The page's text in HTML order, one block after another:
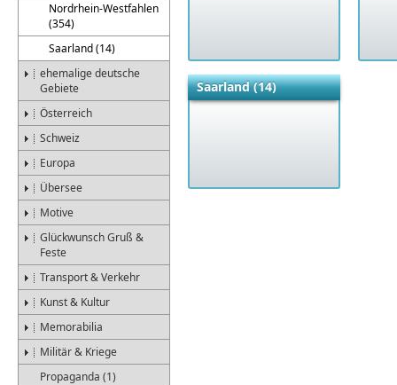
Nordrhein-Westfahlen
(354)
Saarland (14)
ehemalige deutsche
Gebiete
Österreich
Schweiz
Europa
Übersee
Motive
Glückwunsch Gruß &
Feste
Transport & Verkehr
Kunst & Kultur
Memorabilia
Militär & Kriege
Propaganda (1)
Saarland (14)